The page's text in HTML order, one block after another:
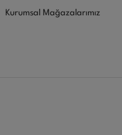
Kurumsal Mağazalarımız